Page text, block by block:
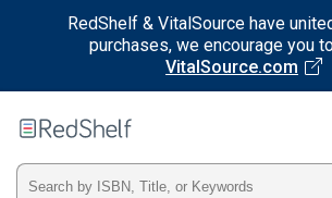
RedShelf & VitalSource have
purchases, we encourage you
VitalSource.com
RedShelf
Type